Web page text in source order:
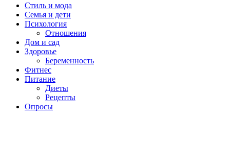
Стиль и мода
Семья и дети
Психология
Отношения
Дом и сад
Здоровье
Беременность
Фитнес
Питание
Диеты
Рецепты
Опросы